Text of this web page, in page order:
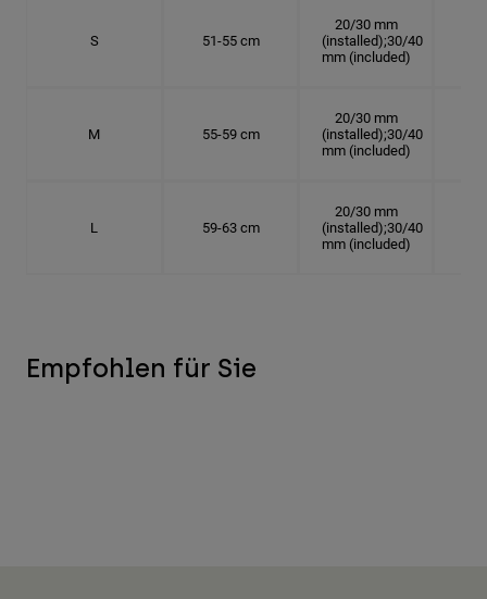
S 51-55 cm
20/30 mm
(installed);30/40
mm (included)
M 55-59 cm
20/30 mm
(installed);30/40
mm (included)
L 59-63 cm
20/30 mm
(installed);30/40
mm (included)
Empfohlen für Sie